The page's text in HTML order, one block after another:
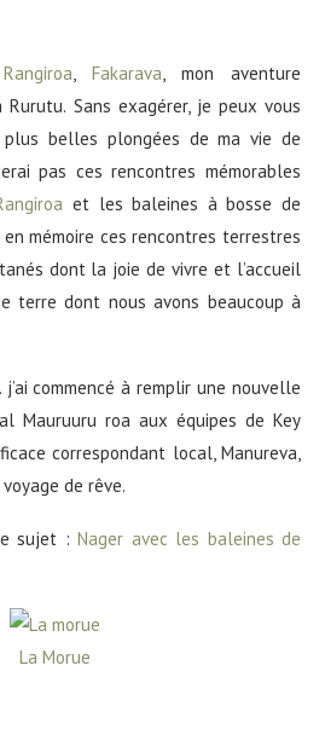
Rangiroa, Fakarava, mon aventure
Rurutu. Sans exagérer, je peux vous
belles plongées de ma vie de
pas ces rencontres mémorables
et les baleines à bosse de
en mémoire ces rencontres terrestres
dont la joie de vivre et l’accueil
terre dont nous avons beaucoup à
j’ai commencé à remplir une nouvelle
Mauruuru roa aux équipes de Key
correspondant local, Manureva,
de rêve.
sujet : Nager avec les baleines de
La Morue